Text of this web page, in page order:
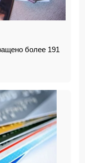
более 191